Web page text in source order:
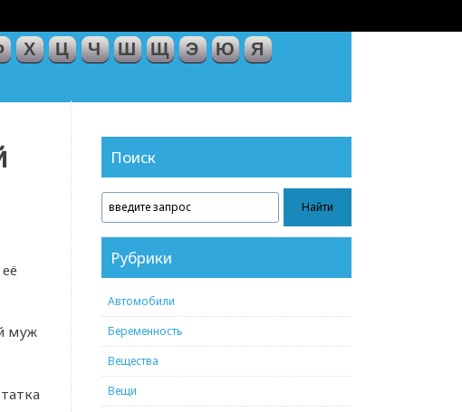
Х Ц Ч Ш Щ Э Ю Я
муж
Поиск
Рубрики
Автомобили
Беременность
Вещества
Вещи